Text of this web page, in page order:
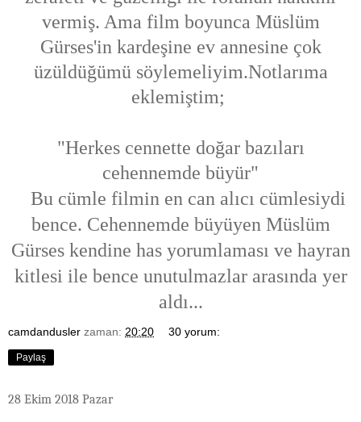
vermiş. Ama film boyunca Müslüm
Gürses'in kardeşine ev annesine çok
üzüldüğümü söylemeliyim.Notlarıma
eklemiştim;
"Herkes cennette doğar bazıları
cehennemde büyür"
Bu cümle filmin en can alıcı cümlesiydi
bence. Cehennemde büyüyen Müslüm
Gürses kendine has yorumlaması ve hayran
kitlesi ile bence unutulmazlar arasında yer
aldı...
camdandusler zaman: 20:20 30 yorum:
Paylaş
28 Ekim 2018 Pazar